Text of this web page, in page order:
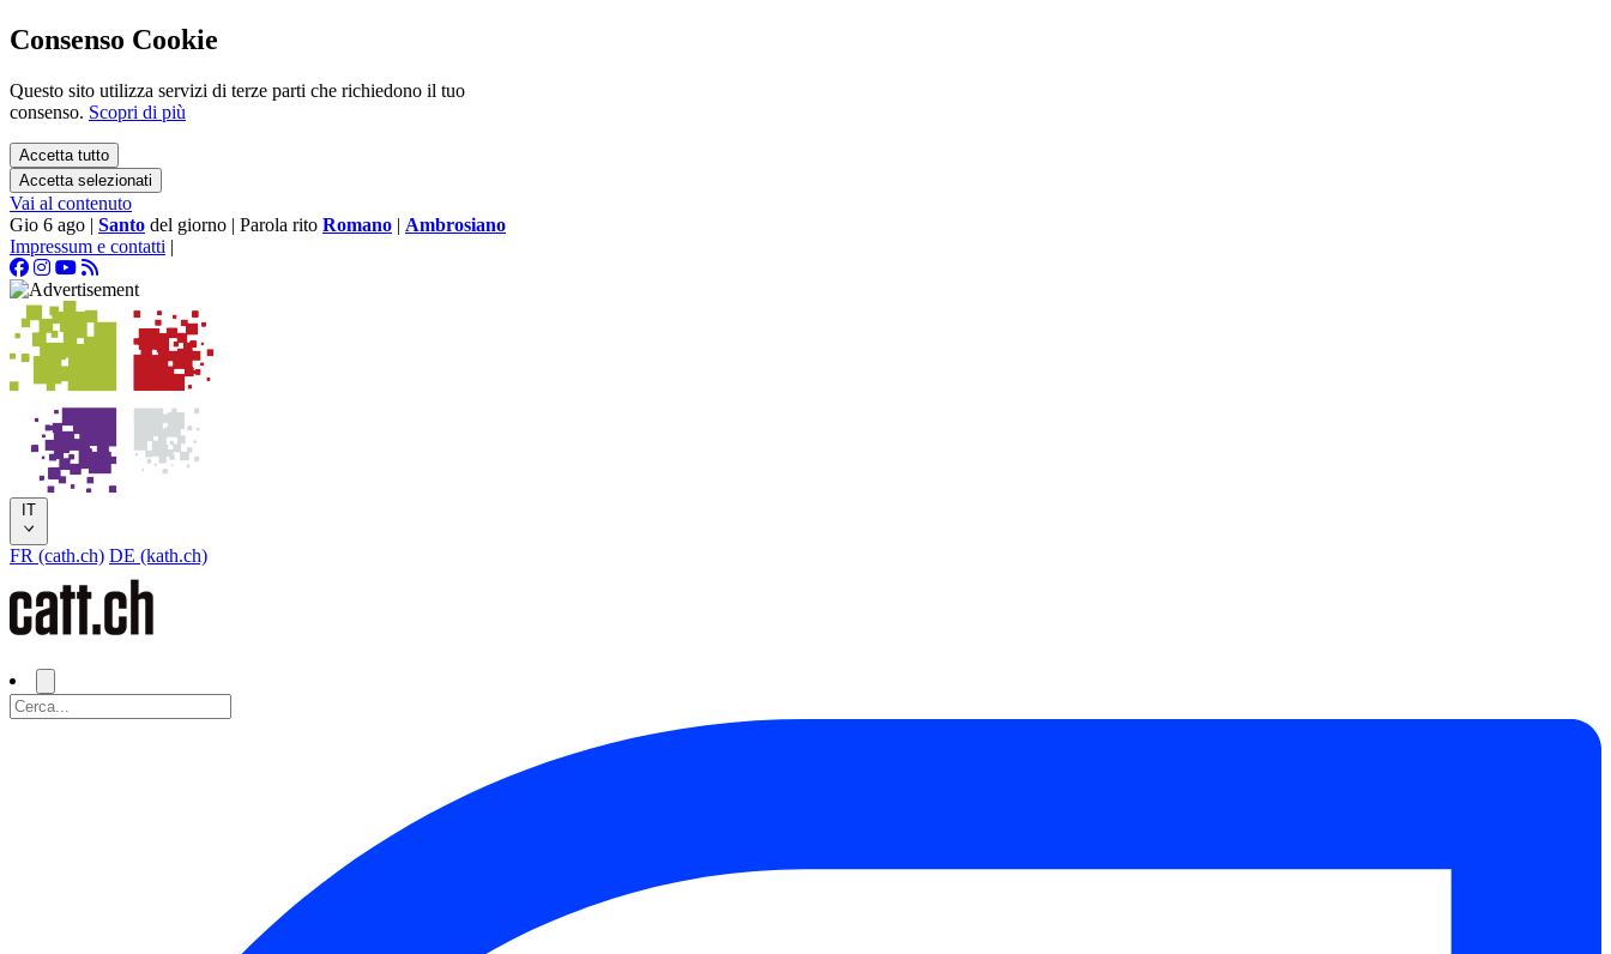
Consenso Cookie
Questo sito utilizza servizi di terze parti che richiedono il tuo
consenso. Scopri di più
Accetta tutto
Accetta selezionati
Vai al contenuto
Gio 6 ago | Santo del giorno | Parola rito Romano | Ambrosiano
Impressum e contatti |
IT
FR (cath.ch) DE (kath.ch)